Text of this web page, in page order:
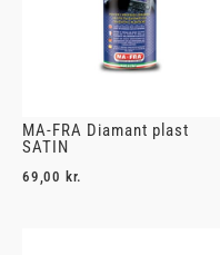
MA-FRA Diamant plast
SATIN
69,00 kr.